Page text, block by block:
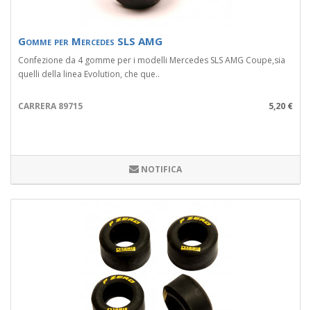
Gomme per Mercedes SLS AMG
Confezione da 4 gomme per i modelli Mercedes SLS AMG Coupe,sia
quelli della linea Evolution, che que..
CARRERA 89715 5,20 €
NOTIFICA